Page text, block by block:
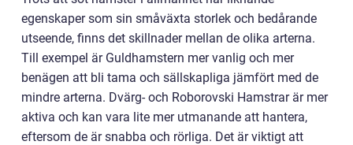
egenskaper som sin småväxta storlek och bedårande
utseende, finns det skillnader mellan de olika arterna.
Till exempel är Guldhamstern mer vanlig och mer
benägen att bli tama och sällskapliga jämfört med de
mindre arterna. Dvärg- och Roborovski Hamstrar är mer
aktiva och kan vara lite mer utmanande att hantera,
eftersom de är snabba och rörliga. Det är viktigt att